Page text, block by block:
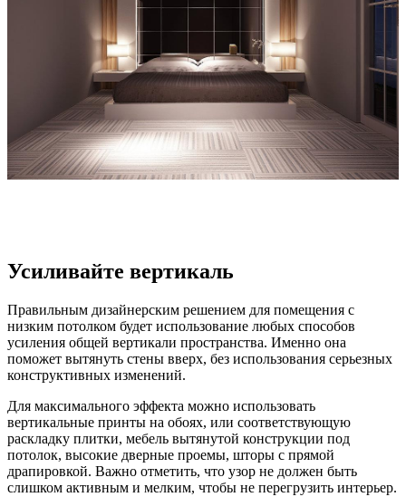
Усиливайте вертикаль
Правильным дизайнерским решением для помещения с
низким потолком будет использование любых способов
усиления общей вертикали пространства. Именно она
поможет вытянуть стены вверх, без использования серьезных
конструктивных изменений.
Для максимального эффекта можно использовать
вертикальные принты на обоях, или соответствующую
раскладку плитки, мебель вытянутой конструкции под
потолок, высокие дверные проемы, шторы с прямой
драпировкой. Важно отметить, что узор не должен быть
слишком активным и мелким, чтобы не перегрузить интерьер.